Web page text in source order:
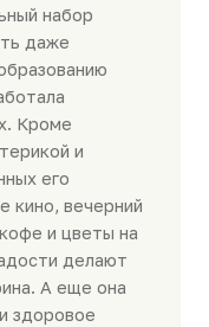
набор
даже
Кроме
и
его
кино, вечерний
и цветы на
делают
А еще она
здоровое